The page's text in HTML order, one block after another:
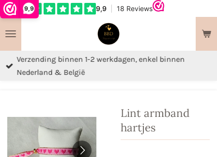
9,9
Ga
naar
de
hoofdinhoud
Verzending binnen 1-2 werkdagen, enkel binnen
Nederland & België
Lint armband
hartjes